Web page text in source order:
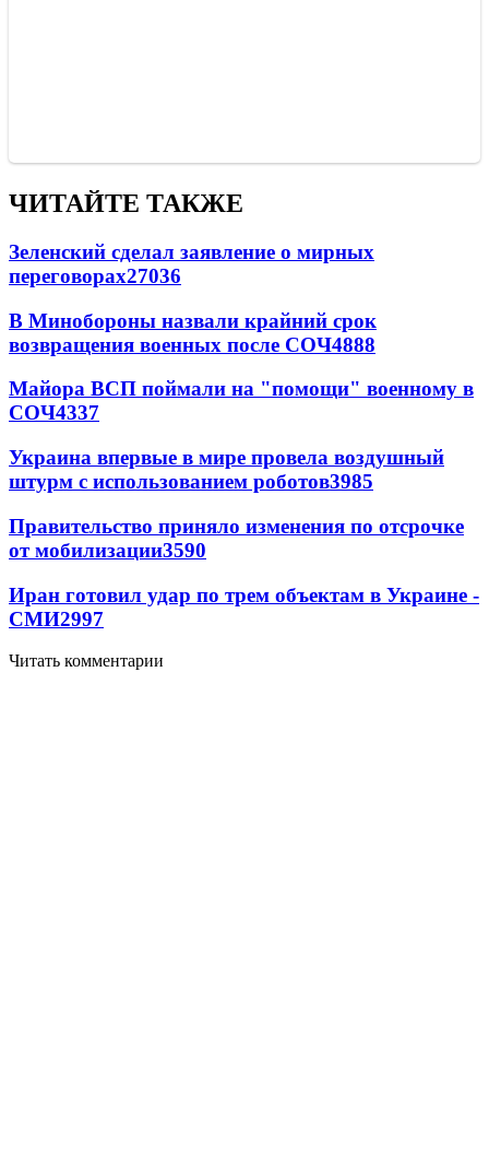
ЧИТАЙТЕ ТАКЖЕ
Зеленский сделал заявление о мирных
переговорах27036
В Минобороны назвали крайний срок
возвращения военных после СОЧ4888
Майора ВСП поймали на "помощи" военному в
СОЧ4337
Украина впервые в мире провела воздушный
штурм с использованием роботов3985
Правительство приняло изменения по отсрочке
от мобилизации3590
Иран готовил удар по трем объектам в Украине -
СМИ2997
Читать комментарии